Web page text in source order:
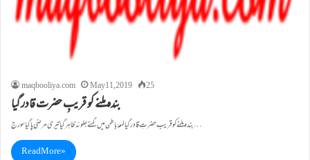
maqbooliya.com May 11, 2019 25
بندہ ملنے کو قریبِ حضرت قادر گیا
بندہ ملنے کو قریب حضرتِ قادر گیا لمعۂ باطن میں گمنے جلوئہ ظاہر گیا تیری مرضی پاگیا سورج…
Read More »